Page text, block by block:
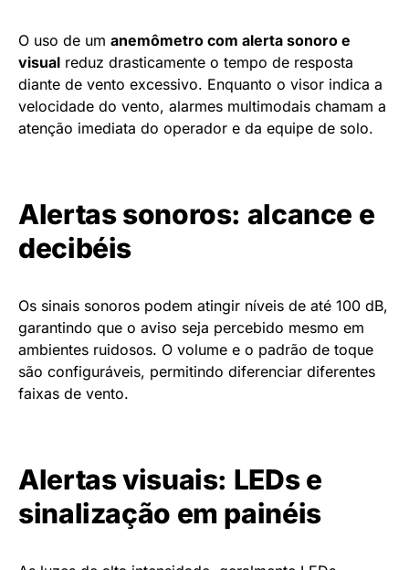
O uso de um anemômetro com alerta sonoro e
visual reduz drasticamente o tempo de resposta
diante de vento excessivo. Enquanto o visor indica a
velocidade do vento, alarmes multimodais chamam a
atenção imediata do operador e da equipe de solo.
Alertas sonoros: alcance e
decibéis
Os sinais sonoros podem atingir níveis de até 100 dB,
garantindo que o aviso seja percebido mesmo em
ambientes ruidosos. O volume e o padrão de toque
são configuráveis, permitindo diferenciar diferentes
faixas de vento.
Alertas visuais: LEDs e
sinalização em painéis